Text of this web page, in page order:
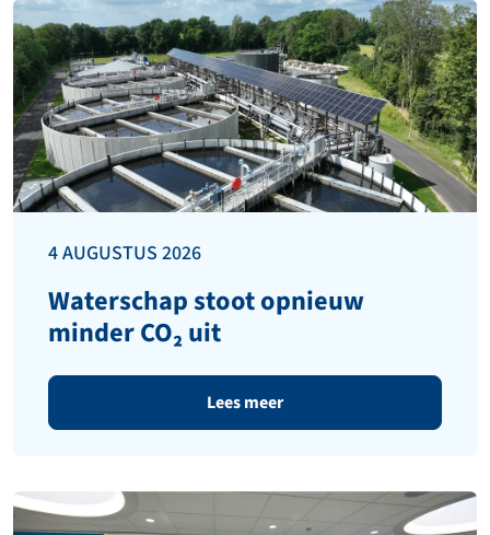
Waterschap stoot opnieuw
minder CO₂ uit
4 AUGUSTUS 2026
Lees meer